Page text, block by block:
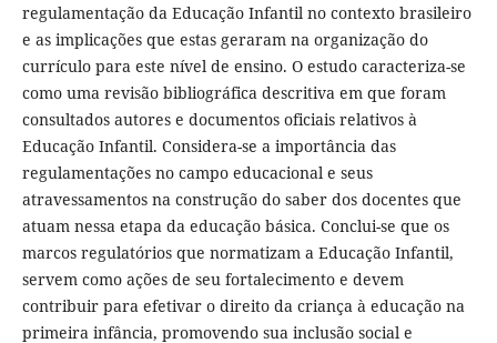
regulamentação da Educação Infantil no contexto brasileiro
e as implicações que estas geraram na organização do
currículo para este nível de ensino. O estudo caracteriza-se
como uma revisão bibliográfica descritiva em que foram
consultados autores e documentos oficiais relativos à
Educação Infantil. Considera-se a importância das
regulamentações no campo educacional e seus
atravessamentos na construção do saber dos docentes que
atuam nessa etapa da educação básica. Conclui-se que os
marcos regulatórios que normatizam a Educação Infantil,
servem como ações de seu fortalecimento e devem
contribuir para efetivar o direito da criança à educação na
primeira infância, promovendo sua inclusão social e